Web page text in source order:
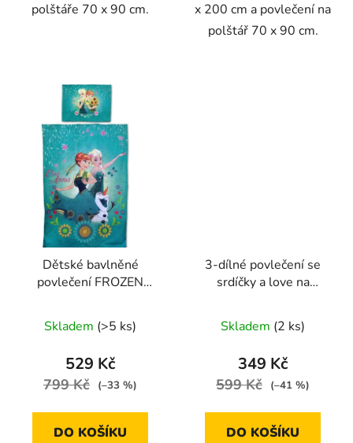
polštáře 70 x 90 cm.
x 200 cm a povlečení na
polštář 70 x 90 cm.
Dětské bavlněné
povlečení FROZEN
Království140x200
70x90
Skladem (>5 ks)
529 Kč
799 Kč (–33 %)
DO KOŠÍKU
3-dílné povlečení se
srdíčky a love na
140x200
Skladem (2 ks)
349 Kč
599 Kč (–41 %)
DO KOŠÍKU